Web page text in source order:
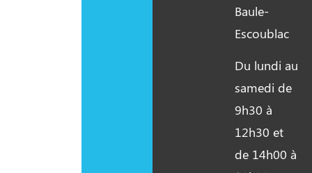
Baule-
Escoublac
Du lundi au
samedi de
9h30 à
12h30 et
de 14h00 à